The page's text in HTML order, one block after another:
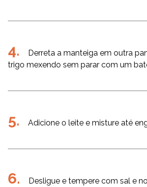
Derreta a manteiga em outra
trigo mexendo sem parar com um
Adicione o leite e misture até
Desligue e tempere com sal e